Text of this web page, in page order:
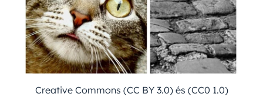
Creative Commons (CC BY 3.0) és (CC0 1.0)